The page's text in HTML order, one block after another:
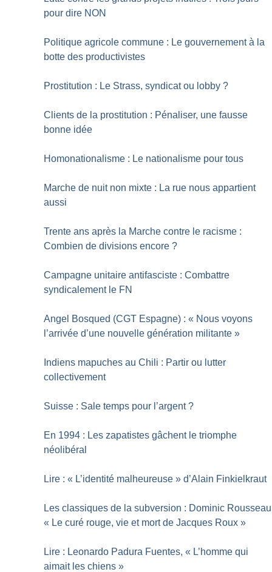
pour dire NON
Politique agricole commune : Le gouvernement à la
botte des productivistes
Prostitution : Le Strass, syndicat ou lobby ?
Clients de la prostitution : Pénaliser, une fausse
bonne idée
Homonationalisme : Le nationalisme pour tous
Marche de nuit non mixte : La rue nous appartient
aussi
Trente ans après la Marche contre le racisme :
Combien de divisions encore ?
Campagne unitaire antifasciste : Combattre
syndicalement le FN
Angel Bosqued (CGT Espagne) : « Nous voyons
l’arrivée d’une nouvelle génération militante »
Indiens mapuches au Chili : Partir ou lutter
collectivement
Suisse : Sale temps pour l’argent ?
En 1994 : Les zapatistes gâchent le triomphe
néolibéral
Lire : « L’identité malheureuse » d’Alain Finkielkraut
Les classiques de la subversion : Dominic Rousseau
« Le curé rouge, vie et mort de Jacques Roux »
Lire : Leonardo Padura Fuentes, « L’homme qui
aimait les chiens »